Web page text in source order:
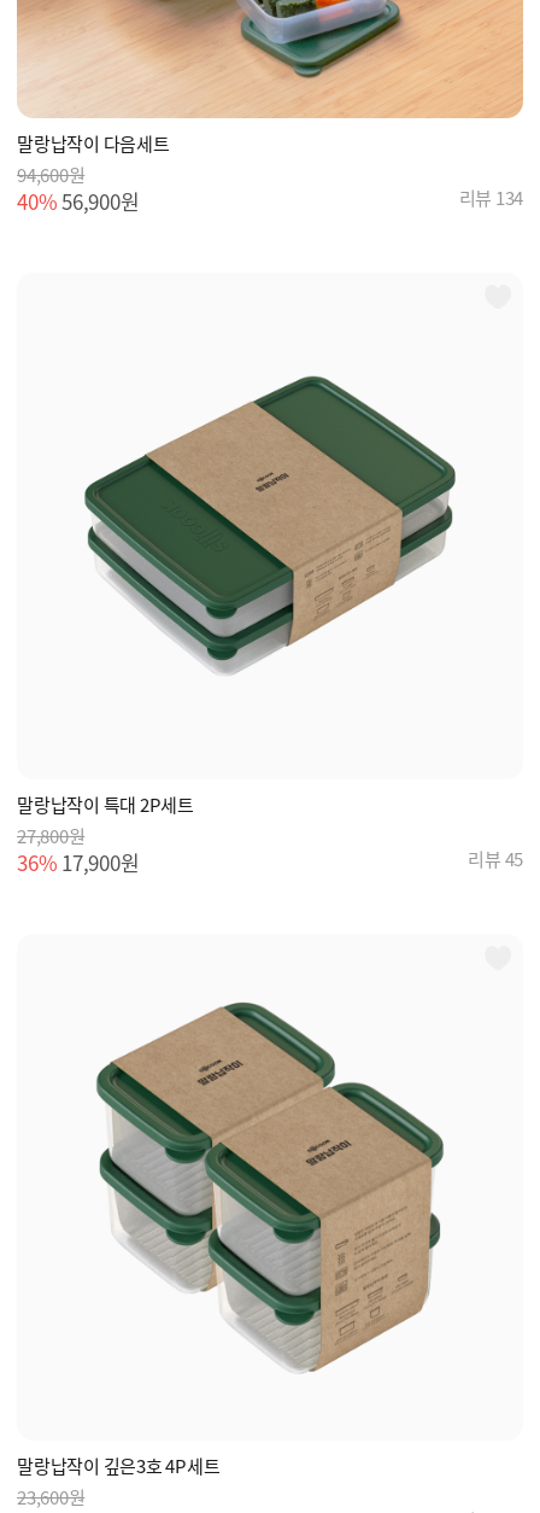
말랑납작이 다음세트
94,600원
40%56,900원 리뷰 134
말랑납작이 특대 2P세트
27,800원
36% 17,900원 리뷰 45
말랑납작이 깊은3호 4P세트
23,600원